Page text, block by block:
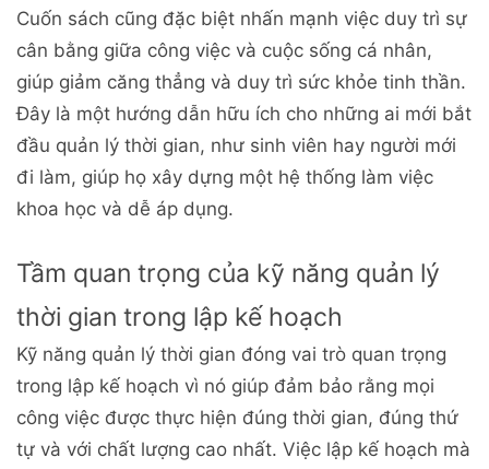
Cuốn sách cũng đặc biệt nhấn mạnh việc duy trì sự
cân bằng giữa công việc và cuộc sống cá nhân,
giúp giảm căng thẳng và duy trì sức khỏe tinh thần.
Đây là một hướng dẫn hữu ích cho những ai mới bắt
đầu quản lý thời gian, như sinh viên hay người mới
đi làm, giúp họ xây dựng một hệ thống làm việc
khoa học và dễ áp dụng.
Tầm quan trọng của kỹ năng quản lý
thời gian trong lập kế hoạch
Kỹ năng quản lý thời gian đóng vai trò quan trọng
trong lập kế hoạch vì nó giúp đảm bảo rằng mọi
công việc được thực hiện đúng thời gian, đúng thứ
tự và với chất lượng cao nhất. Việc lập kế hoạch mà